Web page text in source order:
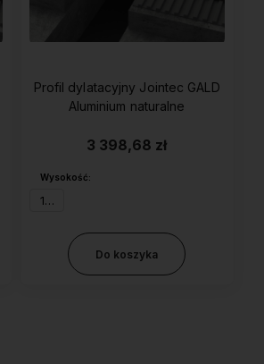
Profil dylatacyjny Jointec GALD
Aluminium naturalne
3 398,68 zł
Wysokość:
15 mm
Do koszyka